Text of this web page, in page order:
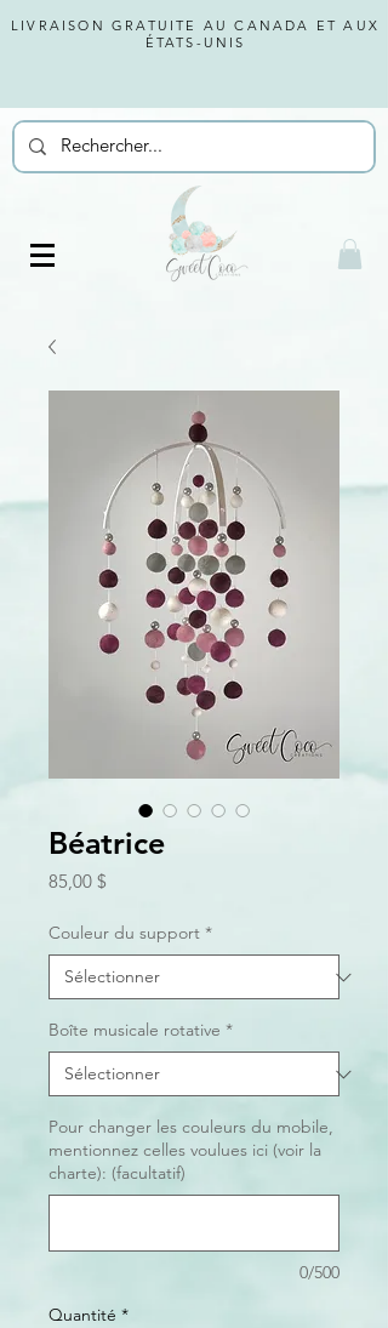
LIVRAISON GRATUITE AU CANADA ET AUX
ÉTATS-UNIS
Béatrice
85,00 $
Couleur du support *
Boîte musicale rotative *
Pour changer les couleurs du mobile,
mentionnez celles voulues ici (voir la
charte): (facultatif)
0/500
Quantité *